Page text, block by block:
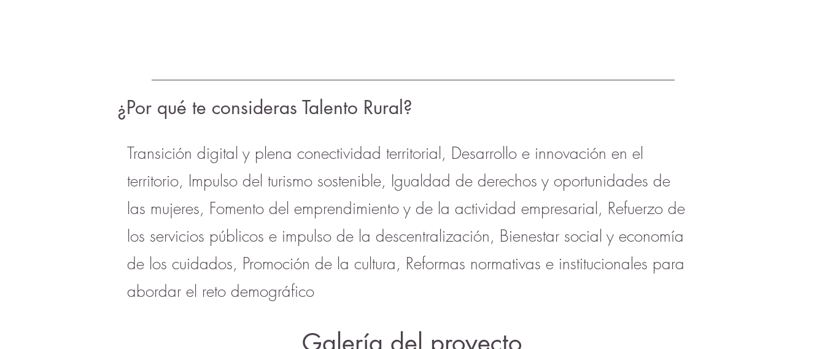
¿Por qué te consideras Talento Rural?
Transición digital y plena conectividad territorial, Desarrollo e innovación en el
territorio, Impulso del turismo sostenible, Igualdad de derechos y oportunidades de
las mujeres, Fomento del emprendimiento y de la actividad empresarial, Refuerzo de
los servicios públicos e impulso de la descentralización, Bienestar social y economía
de los cuidados, Promoción de la cultura, Reformas normativas e institucionales para
abordar el reto demográfico